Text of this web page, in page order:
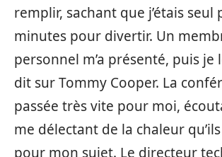
remplir, sachant que j’étais seul
minutes pour divertir. Un
personnel m’a présenté, puis
dit sur Tommy Cooper. La
passée très vite pour moi,
me délectant de la chaleur
pour mon sujet. Le directeur